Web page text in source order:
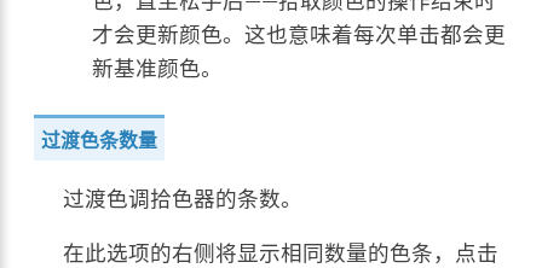
才会更新颜色。这也意味着每次单击都会更
新基准颜色。
过渡色条数量
过渡色调拾色器的条数。
在此选项的右侧将显示相同数量的色条，点击